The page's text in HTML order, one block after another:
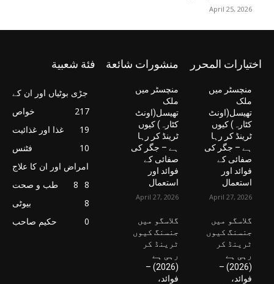
April 25, 2026
اختيارات المحرر
منچسٹر میں
ملک
تھیسل(اونٹ
کٹارہ) کیوں
ٹرینڈ کر رہا
ہے – جگر کی
صفائی کے
فوائد اور
استعمال
April 27, 2026
گلاسگو میں
جنسنگ کیوں
ٹرینڈ کر
رہی ہے
(2026) –
فوائد،
منشورات شائعة
منچسٹر میں
ملک
تھیسل(اونٹ
کٹارہ) کیوں
ٹرینڈ کر رہا
ہے – جگر کی
صفائی کے
فوائد اور
استعمال
April 27, 2026
گلاسگو میں
جنسنگ کیوں
ٹرینڈ کر
رہی ہے
(2026) –
فوائد،
فئة شعبية
جڑی بوٹیاں اور ان کے
خواص
217
غذا اور غذائیت
19
فٹنس
10
امراض اور ان کا علاج
8
طب و صحت
8
بیوٹی
8
حکیم صاحب
0